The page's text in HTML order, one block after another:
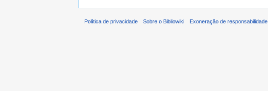
Política de privacidade Sobre o Bibliowiki Exoneração de responsabilidade